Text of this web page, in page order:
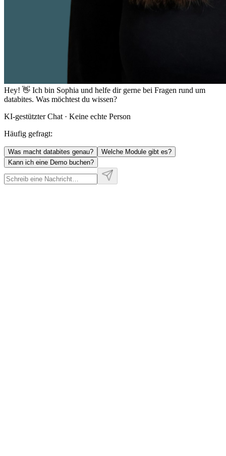
Hey! 👋 Ich bin Sophia und helfe dir gerne bei Fragen rund um
databites. Was möchtest du wissen?
KI-gestützter Chat · Keine echte Person
Häufig gefragt:
Was macht databites genau?
Welche Module gibt es?
Kann ich eine Demo buchen?